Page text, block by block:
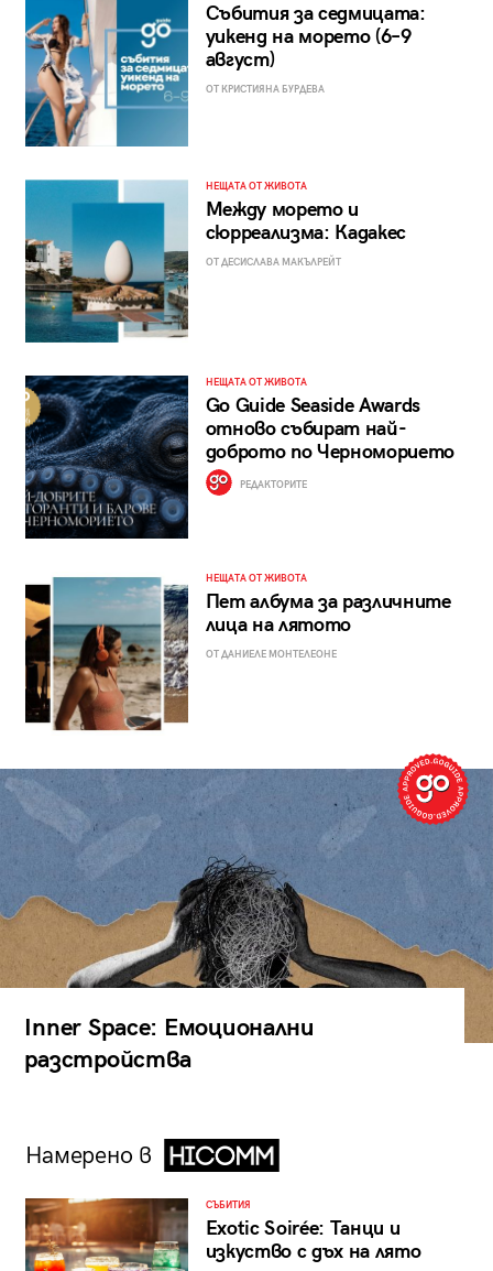
Събития за седмицата:
уикенд на морето (6–9
август)
ОТ КРИСТИЯНА БУРДЕВА
НЕЩАТА ОТ ЖИВОТА
Между морето и
сюрреализма: Кадакес
ОТ ДЕСИСЛАВА МАКЪЛРЕЙТ
НЕЩАТА ОТ ЖИВОТА
Go Guide Seaside Awards
отново събират най-
доброто по Черноморието
РЕДАКТОРИТЕ
НЕЩАТА ОТ ЖИВОТА
Пет албума за различните
лица на лятото
ОТ ДАНИЕЛЕ МОНТЕЛЕОНЕ
Inner Space: Емоционални
разстройства
Намерено в
СЪБИТИЯ
Exotic Soirée: Танци и
изкуство с дъх на лято